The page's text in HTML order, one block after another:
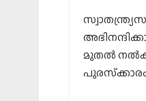
മുതല്‍ നല്‍കി